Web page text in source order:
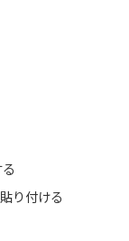
り付ける